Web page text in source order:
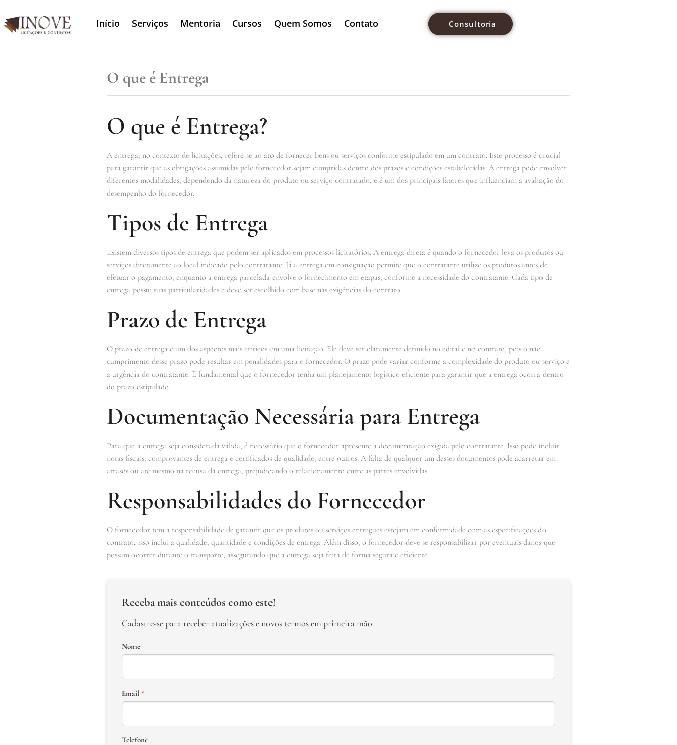
Início Serviços Mentoria Cursos Quem Somos Contato Consultoria
O que é Entrega
O que é Entrega?
A entrega, no contexto de licitações, refere-se ao ato de fornecer bens ou serviços conforme estipulado em um contrato. Este processo é crucial
para garantir que as obrigações assumidas pelo fornecedor sejam cumpridas dentro dos prazos e condições estabelecidas. A entrega pode envolver
diferentes modalidades, dependendo da natureza do produto ou serviço contratado, e é um dos principais fatores que influenciam a avaliação do
desempenho do fornecedor.
Tipos de Entrega
Existem diversos tipos de entrega que podem ser aplicados em processos licitatórios. A entrega direta é quando o fornecedor leva os produtos ou
serviços diretamente ao local indicado pelo contratante. Já a entrega em consignação permite que o contratante utilize os produtos antes de
efetuar o pagamento, enquanto a entrega parcelada envolve o fornecimento em etapas, conforme a necessidade do contratante. Cada tipo de
entrega possui suas particularidades e deve ser escolhido com base nas exigências do contrato.
Prazo de Entrega
O prazo de entrega é um dos aspectos mais críticos em uma licitação. Ele deve ser claramente definido no edital e no contrato, pois o não
cumprimento desse prazo pode resultar em penalidades para o fornecedor. O prazo pode variar conforme a complexidade do produto ou serviço e
a urgência do contratante. É fundamental que o fornecedor tenha um planejamento logístico eficiente para garantir que a entrega ocorra dentro
do prazo estipulado.
Documentação Necessária para Entrega
Para que a entrega seja considerada válida, é necessário que o fornecedor apresente a documentação exigida pelo contratante. Isso pode incluir
notas fiscais, comprovantes de entrega e certificados de qualidade, entre outros. A falta de qualquer um desses documentos pode acarretar em
atrasos ou até mesmo na recusa da entrega, prejudicando o relacionamento entre as partes envolvidas.
Responsabilidades do Fornecedor
O fornecedor tem a responsabilidade de garantir que os produtos ou serviços entregues estejam em conformidade com as especificações do
contrato. Isso inclui a qualidade, quantidade e condições de entrega. Além disso, o fornecedor deve se responsabilizar por eventuais danos que
possam ocorrer durante o transporte, assegurando que a entrega seja feita de forma segura e eficiente.
Receba mais conteúdos como este!
Cadastre-se para receber atualizações e novos termos em primeira mão.
Nome
Email *
Telefone